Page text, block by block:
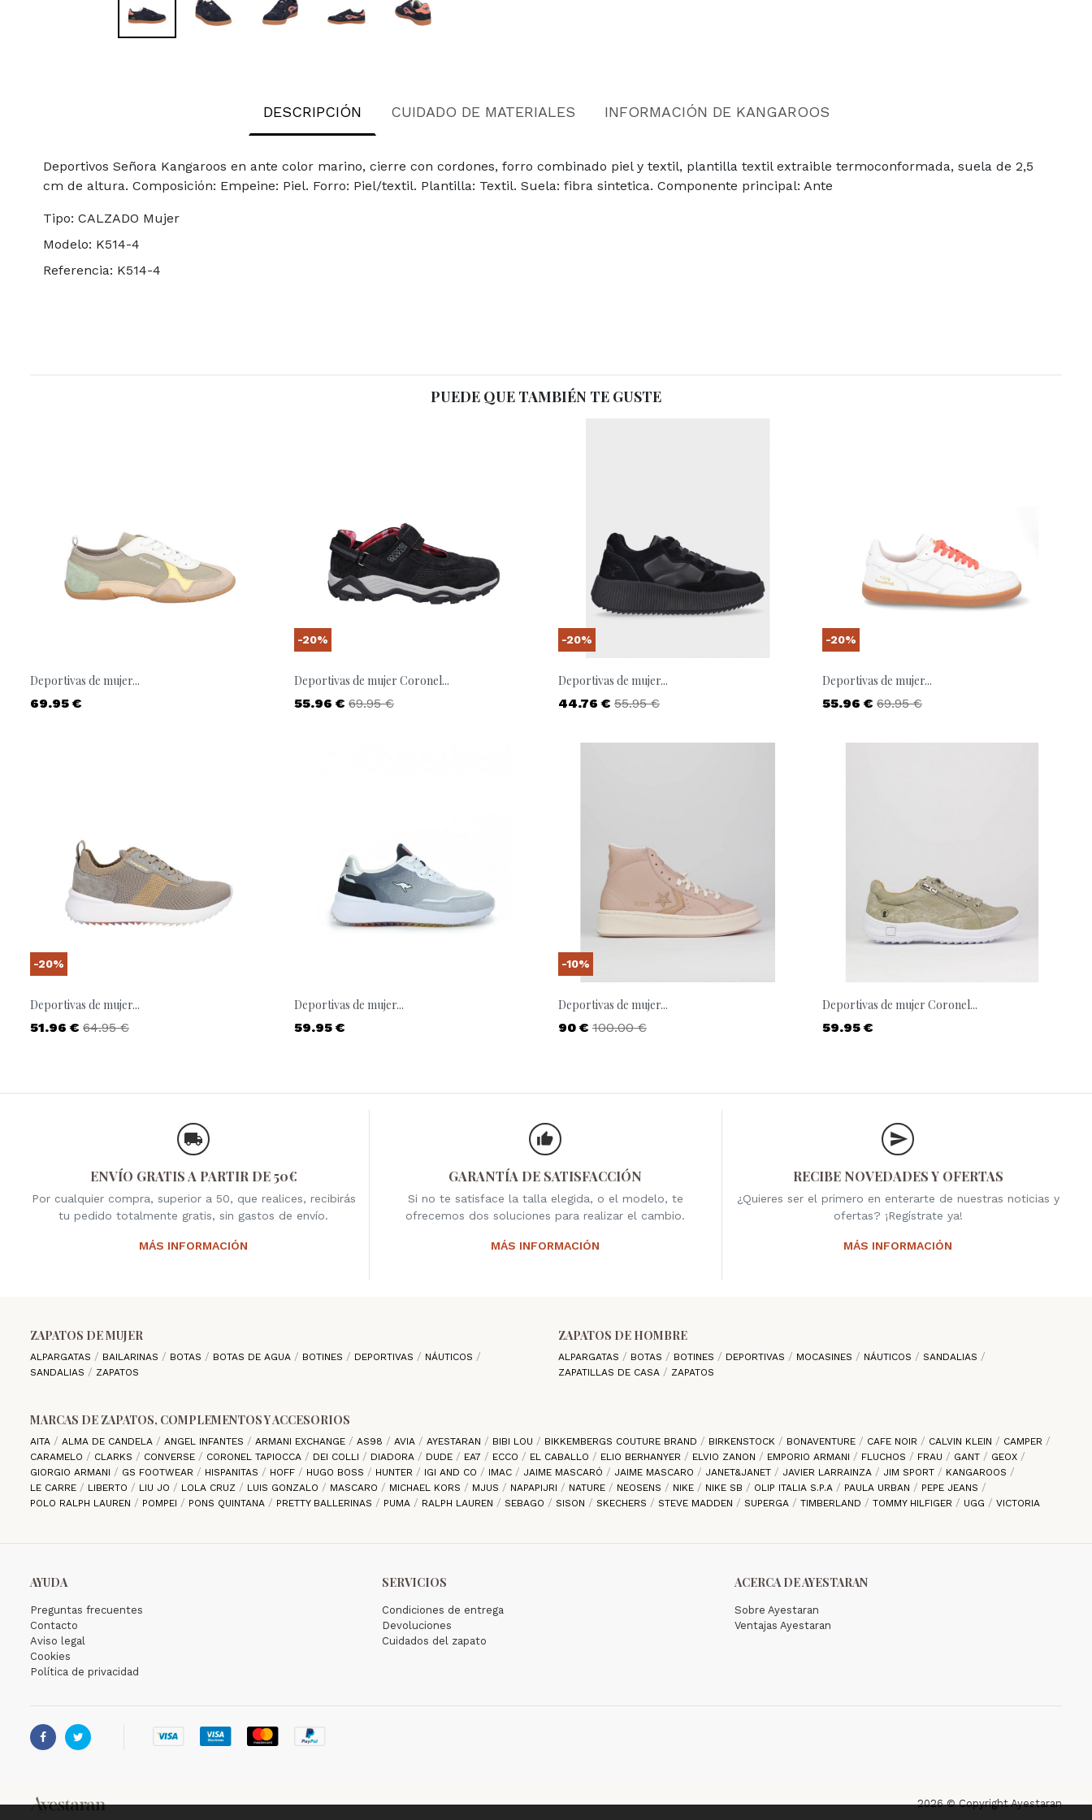
DESCRIPCIÓN CUIDADO DE MATERIALES INFORMACIÓN DE KANGAROOS
Deportivos Señora Kangaroos en ante color marino, cierre con cordones, forro combinado piel y textil, plantilla textil extraible termoconformada, suela de 2,5
cm de altura. Composición: Empeine: Piel. Forro: Piel/textil. Plantilla: Textil. Suela: fibra sintetica. Componente principal: Ante
Tipo: CALZADO Mujer
Modelo: K514-4
Referencia: K514-4
PUEDE QUE TAMBIÉN TE GUSTE
Deportivas de mujer...
Precio
69.95 €
Deportivas de mujer Coronel...
Precio
55.96 € Precio base
69.95 €
-20%
Deportivas de mujer...
Precio
44.76 € Precio base
55.95 €
-20%
Deportivas de mujer...
Precio
55.96 € Precio base
69.95 €
-20%
Deportivas de mujer...
Precio
51.96 € Precio base
64.95 €
-20%
Deportivas de mujer...
Precio
59.95 €
Deportivas de mujer...
Precio
90 € Precio base
100.00 €
-10%
Deportivas de mujer Coronel...
Precio
59.95 €
ENVÍO GRATIS A PARTIR DE 50€
Por cualquier compra, superior a 50, que realices, recibirás
tu pedido totalmente gratis, sin gastos de envío.
MÁS INFORMACIÓN
GARANTÍA DE SATISFACCIÓN
Si no te satisface la talla elegida, o el modelo, te
ofrecemos dos soluciones para realizar el cambio.
MÁS INFORMACIÓN
RECIBE NOVEDADES Y OFERTAS
¿Quieres ser el primero en enterarte de nuestras noticias y
ofertas? ¡Regístrate ya!
MÁS INFORMACIÓN
ZAPATOS DE MUJER
ALPARGATAS BAILARINAS BOTAS BOTAS DE AGUA BOTINES DEPORTIVAS
NÁUTICOS
SANDALIAS
ZAPATOS
ZAPATOS DE HOMBRE
ALPARGATAS BOTAS BOTINES DEPORTIVAS MOCASINES NÁUTICOS
SANDALIAS
ZAPATILLAS DE CASA
ZAPATOS
MARCAS DE ZAPATOS, COMPLEMENTOS Y ACCESORIOS
AITA ALMA DE CANDELA ANGEL INFANTES ARMANI EXCHANGE AS98 AVIA AYESTARAN BIBI LOU BIKKEMBERGS COUTURE BRAND BIRKENSTOCK BONAVENTURE CAFE NOIR CALVIN KLEIN
CAMPER
CARAMELO
CLARKS CONVERSE CORONEL TAPIOCCA DEI COLLI DIADORA DUDE EA7 ECCO EL CABALLO ELIO BERHANYER ELVIO ZANON EMPORIO ARMANI FLUCHOS FRAU GANT
GEOX
GIORGIO ARMANI
GS FOOTWEAR HISPANITAS HOFF HUGO BOSS HUNTER IGI AND CO IMAC JAIME MASCARÓ JAIME MASCARO JANET&JANET JAVIER LARRAINZA JIM SPORT
KANGAROOS
LE CARRE
LIBERTO LIU JO LOLA CRUZ LUIS GONZALO MASCARO MICHAEL KORS MJUS NAPAPIJRI NATURE NEOSENS NIKE NIKE SB OLIP ITALIA S.P.A PAULA URBAN
PEPE JEANS
POLO RALPH LAUREN
POMPEI PONS QUINTANA PRETTY BALLERINAS PUMA RALPH LAUREN SEBAGO SISON SKECHERS STEVE MADDEN SUPERGA TIMBERLAND TOMMY HILFIGER UGG VICTORIA
AYUDA
Preguntas frecuentes
Contacto
Aviso legal
Cookies
Política de privacidad
SERVICIOS
Condiciones de entrega
Devoluciones
Cuidados del zapato
ACERCA DE AYESTARAN
Sobre Ayestaran
Ventajas Ayestaran
 
2026 © Copyright Ayestaran